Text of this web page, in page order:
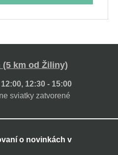
(5 km od Žiliny)
12:30 - 15:00
sviatky zatvorené
o novinkách v